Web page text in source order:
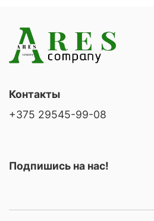
Контакты
+375 29545-99-08
Подпишись на нас!